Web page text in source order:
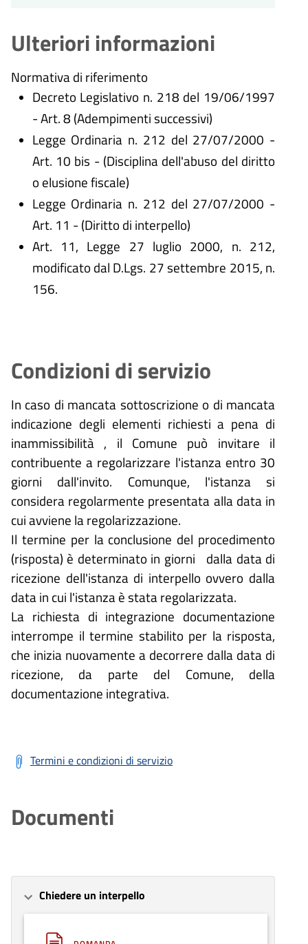
Ulteriori informazioni
Normativa di riferimento
Decreto Legislativo n. 218 del 19/06/1997
- Art. 8 (Adempimenti successivi)
Legge Ordinaria n. 212 del 27/07/2000 -
Art. 10 bis - (Disciplina dell'abuso del diritto
o elusione fiscale)
Legge Ordinaria n. 212 del 27/07/2000 -
Art. 11 - (Diritto di interpello)
Art. 11, Legge 27 luglio 2000, n. 212,
modificato dal D.Lgs. 27 settembre 2015, n.
156.
Condizioni di servizio
In caso di mancata sottoscrizione o di mancata
indicazione degli elementi richiesti a pena di
inammissibilità , il Comune può invitare il
contribuente a regolarizzare l'istanza entro 30
giorni dall'invito. Comunque, l'istanza si
considera regolarmente presentata alla data in
cui avviene la regolarizzazione.
Il termine per la conclusione del procedimento
(risposta) è determinato in giorni dalla data di
ricezione dell'istanza di interpello ovvero dalla
data in cui l'istanza è stata regolarizzata.
La richiesta di integrazione documentazione
interrompe il termine stabilito per la risposta,
che inizia nuovamente a decorrere dalla data di
ricezione, da parte del Comune, della
documentazione integrativa.
Termini e condizioni di servizio
Documenti
Chiedere un interpello